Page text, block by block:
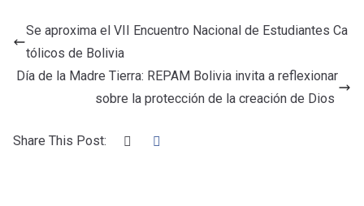
ce
b
o
tt
er
ail
s
A
p
m
p
ar
tir
Se aproxima el VII Encuentro Nacional de Estudiantes Ca
tólicos de Bolivia
Día de la Madre Tierra: REPAM Bolivia invita a reflexionar
sobre la protección de la creación de Dios
Share This Post: